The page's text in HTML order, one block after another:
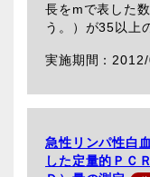
長をmで表した
う。）が35以上
急性リンパ性白
した定量的ＰＣ